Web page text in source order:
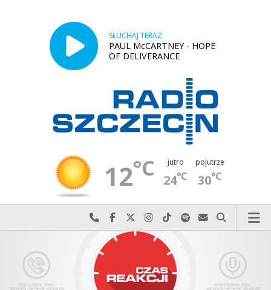
SŁUCHAJ TERAZ
PAUL McCARTNEY - HOPE
OF DELIVERANCE
12°C jutro
24°C
pojutrze
30°C
Najlepiej po prostu do nas zadzwoń
Odwiedź nas na Facebook-u
Odwiedź nas na X
Odwiedź nas na Instagram-ie
Odwiedź nas na TikTok-u
Szukaj nas na Spotify
Wyślij do nas
Szukaj